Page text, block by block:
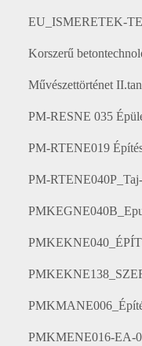
EU_ISMERETEK-
Korszerű
Művészettörténet
PM-RESNE 035
PM-RTENE019
PM-
PMKMENE016-EA-